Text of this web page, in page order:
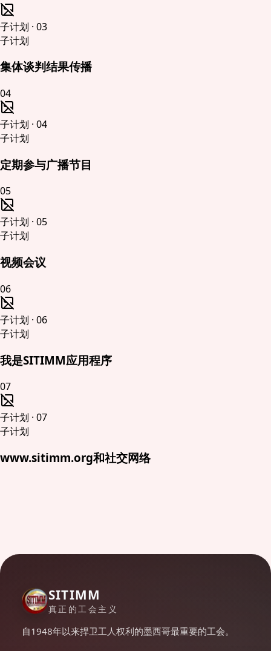
子计划 · 03
子计划
集体谈判结果传播
04
子计划 · 04
子计划
定期参与广播节目
05
子计划 · 05
子计划
视频会议
06
子计划 · 06
子计划
我是SITIMM应用程序
07
子计划 · 07
子计划
www.sitimm.org和社交网络
SITIMM
真正的工会主义
自1948年以来捍卫工人权利的墨西哥最重要的工会。